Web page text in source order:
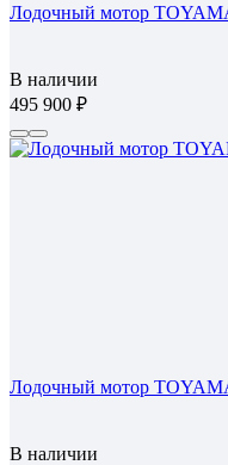
Лодочный мотор
В наличии
495 900
Лодочный мотор
В наличии